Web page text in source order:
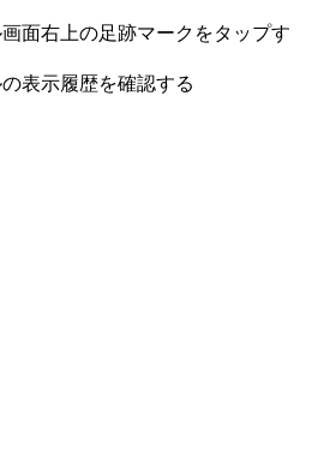
面右上の足跡マークをタップす
表示履歴を確認する